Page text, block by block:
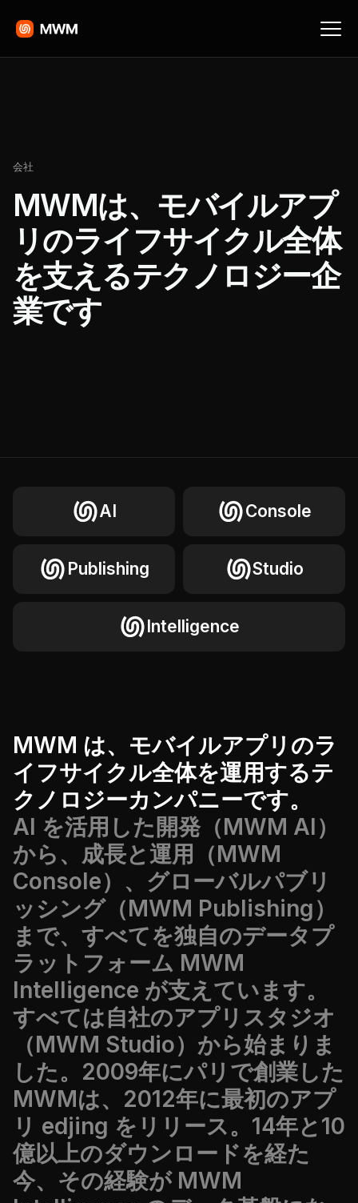
会社
MWMは、モバイルアプ
リのライフサイクル全体
を支えるテクノロジー企
業です
Studio
Intelligence
AI Console
Publishing
MWM は、モバイルアプリのラ
イフサイクル全体を運用するテ
クノロジーカンパニーです。
AI を活用した開発（MWM AI）
から、成長と運用（MWM
Console）、グローバルパブリ
ッシング（MWM Publishing）
まで、すべてを独自のデータプ
ラットフォーム MWM
Intelligence が支えています。
すべては自社のアプリスタジオ
（MWM Studio）から始まりま
した。2009年にパリで創業した
MWMは、2012年に最初のアプ
リ edjing をリリース。14年と10
億以上のダウンロードを経た
今、その経験が MWM